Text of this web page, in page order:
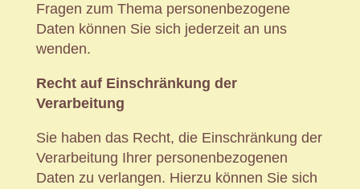
Fragen zum Thema personenbezogene
Daten können Sie sich jederzeit an uns
wenden.
Recht auf Einschränkung der
Verarbeitung
Sie haben das Recht, die Einschränkung der
Verarbeitung Ihrer personenbezogenen
Daten zu verlangen. Hierzu können Sie sich